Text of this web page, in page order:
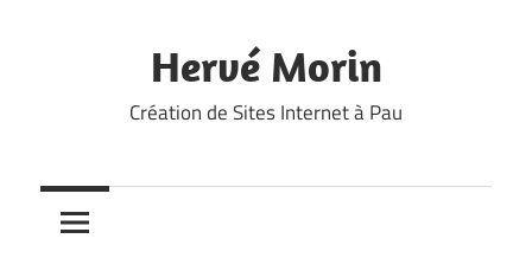
Hervé Morin
Création de Sites Internet à Pau